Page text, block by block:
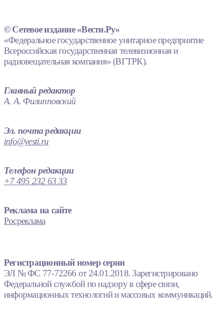
© Сетевое издание «Вести.Ру»
«Федеральное государственное унитарное предприятие
Всероссийская государственная телевизионная и
радиовещательная компания» (ВГТРК).
Главный редактор
А. А. Филипповский
Эл. почта редакции
info@vesti.ru
Телефон редакции
+7 495 232 63 33
Реклама на сайте
Росреклама
Регистрационный номер серии
ЭЛ № ФС 77-72266 от 24.01.2018. Зарегистрировано
Федеральной службой по надзору в сфере связи,
информационных технологий и массовых коммуникаций.